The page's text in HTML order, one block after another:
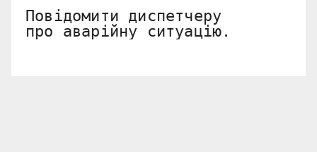
Повідомити диспетчеру
про аварійну ситуацію.